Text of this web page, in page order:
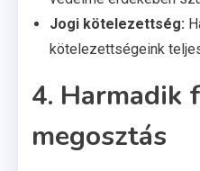
Jogi kötelezettség:
kötelezettségeink
4. Harmadik
megosztás